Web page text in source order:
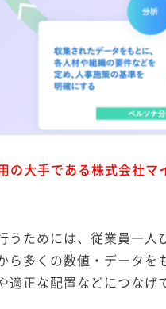
の大手である株式会社
うためには、従業員一人
ら多くの数値・データ
適正な配置などにつなげ